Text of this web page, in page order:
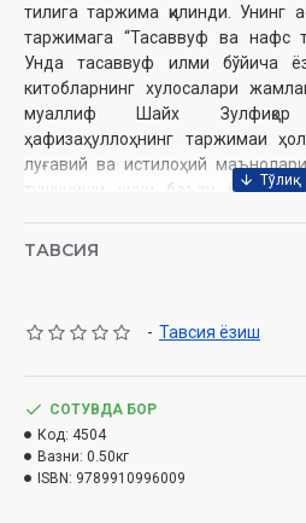
тилига таржима қилинди. Унинг
таржимага “Тасаввуф ва нафс
Унда тасаввуф илми бўйича
китобларнинг хулосалари
муаллиф Шайх Зулфиқор
ҳафизаҳуллоҳнинг таржимаи
луғавий ва истилоҳий
тушуниши учун баъзи қўшимча
Нашриёт: «Ғофур Ғулом»
ISBN: 978-9910-9960-0-9
Ўлчами: 60×90 1/16
Муқоваси:қаттиқ
ТАВСИЯ
- Тавсия ёзиш
СОТУВДА БОР
Код: 4504
Вазни: 0.50кг
ISBN: 9789910996009